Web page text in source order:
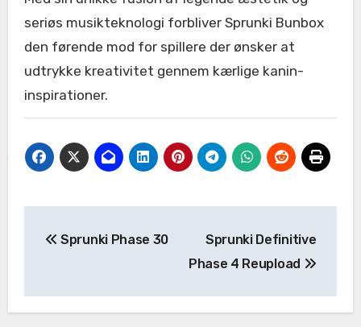
seriøs musikteknologi forbliver Sprunki Bunbox
den førende mod for spillere der ønsker at
udtrykke kreativitet gennem kærlige kanin-
inspirationer.
navigation
Sprunki Phase 30
Sprunki Definitive
Phase 4 Reupload